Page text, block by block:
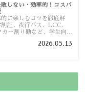
敗しない・効率的！コスパ
に楽しむコツを徹底解
証、夜行バス、LCC、
ー割り勘など、学生向け
2026.05.13